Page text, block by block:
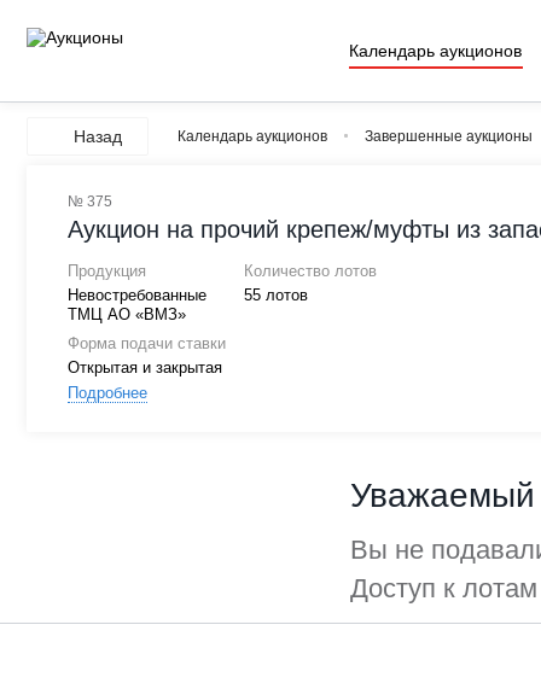
Календарь аукционов
Назад Календарь аукционов Завершенные аукционы
№ 375
Аукцион на прочий крепеж/муфты из
Продукция
Невостребованные
ТМЦ АО «ВМЗ»
Количество лотов
55 лотов
Форма подачи ставки
Открытая и закрытая
Подробнее
Уважаемый
Вы не
Доступ к